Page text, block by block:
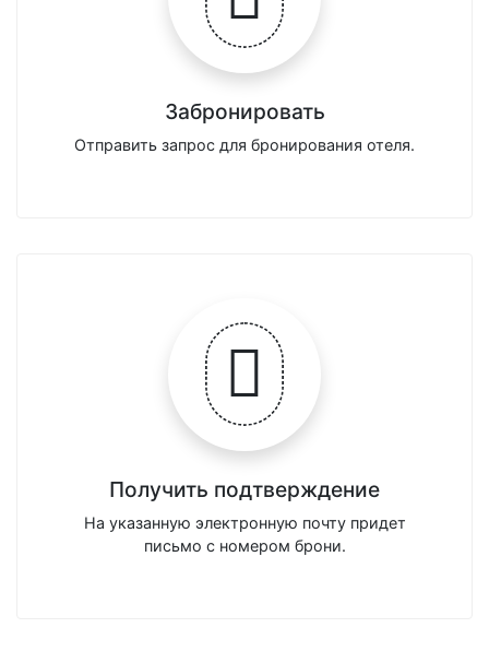
Забронировать
Отправить запрос для бронирования отеля.
Получить подтверждение
На указанную электронную почту придет
письмо с номером брони.